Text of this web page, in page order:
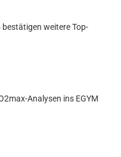
bestätigen weitere Top-
Analysen ins EGYM